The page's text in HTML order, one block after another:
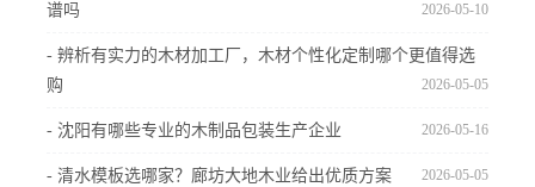
谱吗
2026-05-10
- 辨析有实力的木材加工厂，木材个性化定制哪个更值得选
购
2026-05-05
- 沈阳有哪些专业的木制品包装生产企业 2026-05-16
- 清水模板选哪家？廊坊大地木业给出优质方案 2026-05-05